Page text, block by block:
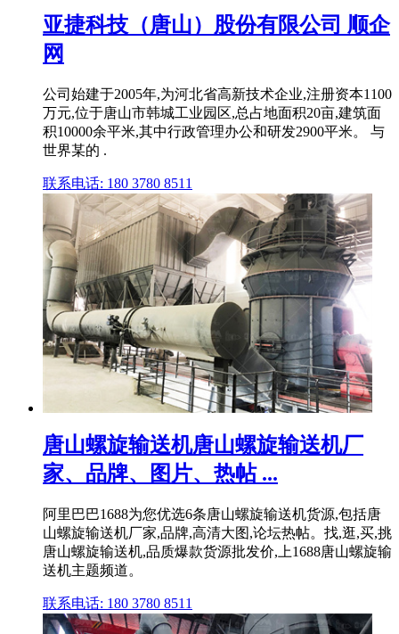
亚捷科技（唐山）股份有限公司 顺企
网
公司始建于2005年,为河北省高新技术企业,注册资本1100
万元,位于唐山市韩城工业园区,总占地面积20亩,建筑面
积10000余平米,其中行政管理办公和研发2900平米。 与
世界某的 .
联系电话: 180 3780 8511
唐山螺旋输送机唐山螺旋输送机厂
家、品牌、图片、热帖 ...
阿里巴巴1688为您优选6条唐山螺旋输送机货源,包括唐
山螺旋输送机厂家,品牌,高清大图,论坛热帖。找,逛,买,挑
唐山螺旋输送机,品质爆款货源批发价,上1688唐山螺旋输
送机主题频道。
联系电话: 180 3780 8511